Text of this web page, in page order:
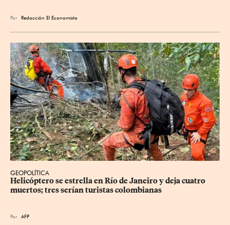
Por Redacción El Economista
GEOPOLÍTICA
Helicóptero se estrella en Río de Janeiro y deja cuatro
muertos; tres serían turistas colombianas
Por AFP